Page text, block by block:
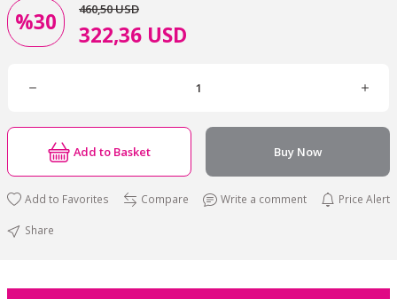
%30 460,50 USD
322,36 USD
Add to Basket Buy Now
Compare Write a comment Price Alert
Share